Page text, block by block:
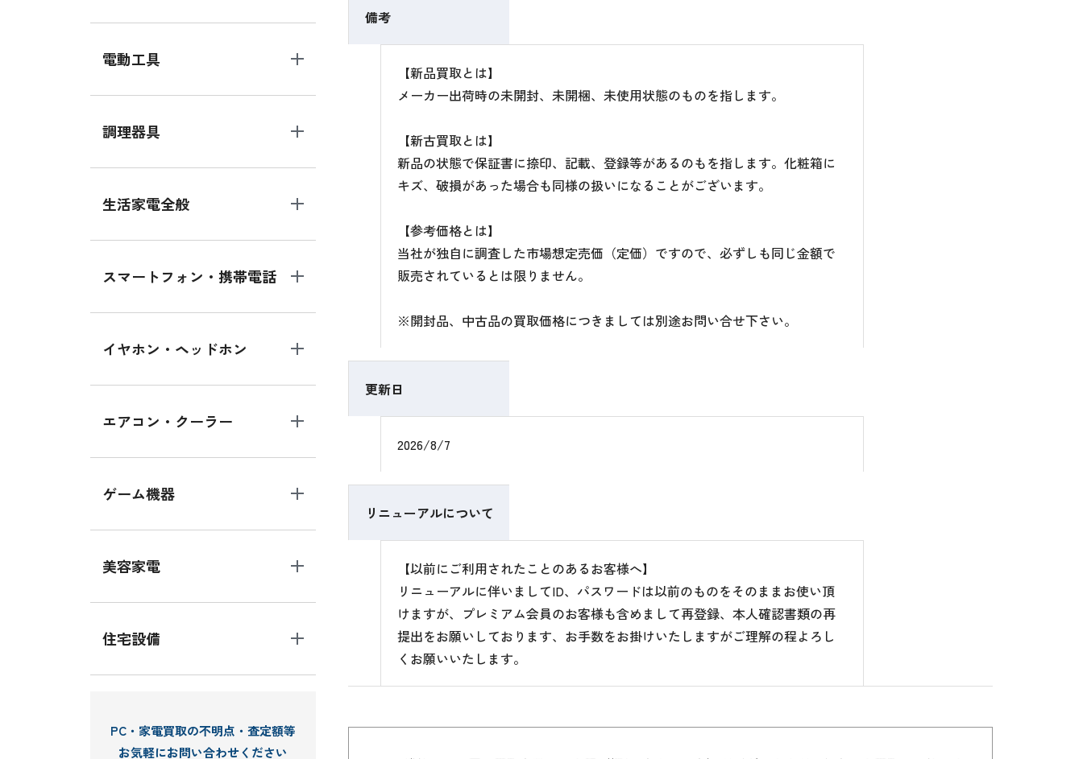
電動工具
調理器具
生活家電全般
スマートフォン・携帯電話
イヤホン・ヘッドホン
エアコン・クーラー
ゲーム機器
美容家電
住宅設備
PC・家電買取の不明点・査定額等
お気軽にお問い合わせください
備考
【新品買取とは】
メーカー出荷時の未開封、未開梱、未使用状態のものを指します。
【新古買取とは】
新品の状態で保証書に捺印、記載、登録等があるのもを指します。化粧箱に
キズ、破損があった場合も同様の扱いになることがございます。
【参考価格とは】
当社が独自に調査した市場想定売価（定価）ですので、必ずしも同じ金額で
販売されているとは限りません。
※開封品、中古品の買取価格につきましては別途お問い合せ下さい。
更新日
2026/8/7
リニューアルについて
【以前にご利用されたことのあるお客様へ】
リニューアルに伴いましてID、パスワードは以前のものをそのままお使い頂
けますが、プレミアム会員のお客様も含めまして再登録、本人確認書類の再
提出をお願いしております、お手数をお掛けいたしますがご理解の程よろし
くお願いいたします。